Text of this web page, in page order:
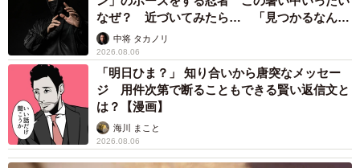
なぜ？ 近づいてみたら… 「見つかるなんて
未熟」中将 タカノリ
2026.08.06
「明日ひま？」 知り合いから唐突なメッセー
ジ 用件次第で断ることもできる賢い返信文と
は？【漫画】
海川 まこと
2026.08.06